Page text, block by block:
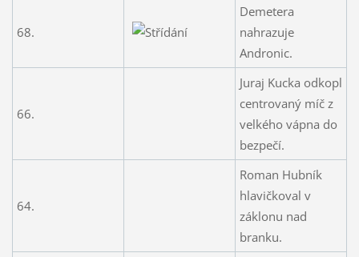
68.
Demetera
nahrazuje
Andronic.
66.
Juraj Kucka odkopl
centrovaný míč z
velkého vápna do
bezpečí.
64.
Roman Hubník
hlavičkoval v
záklonu nad
branku.